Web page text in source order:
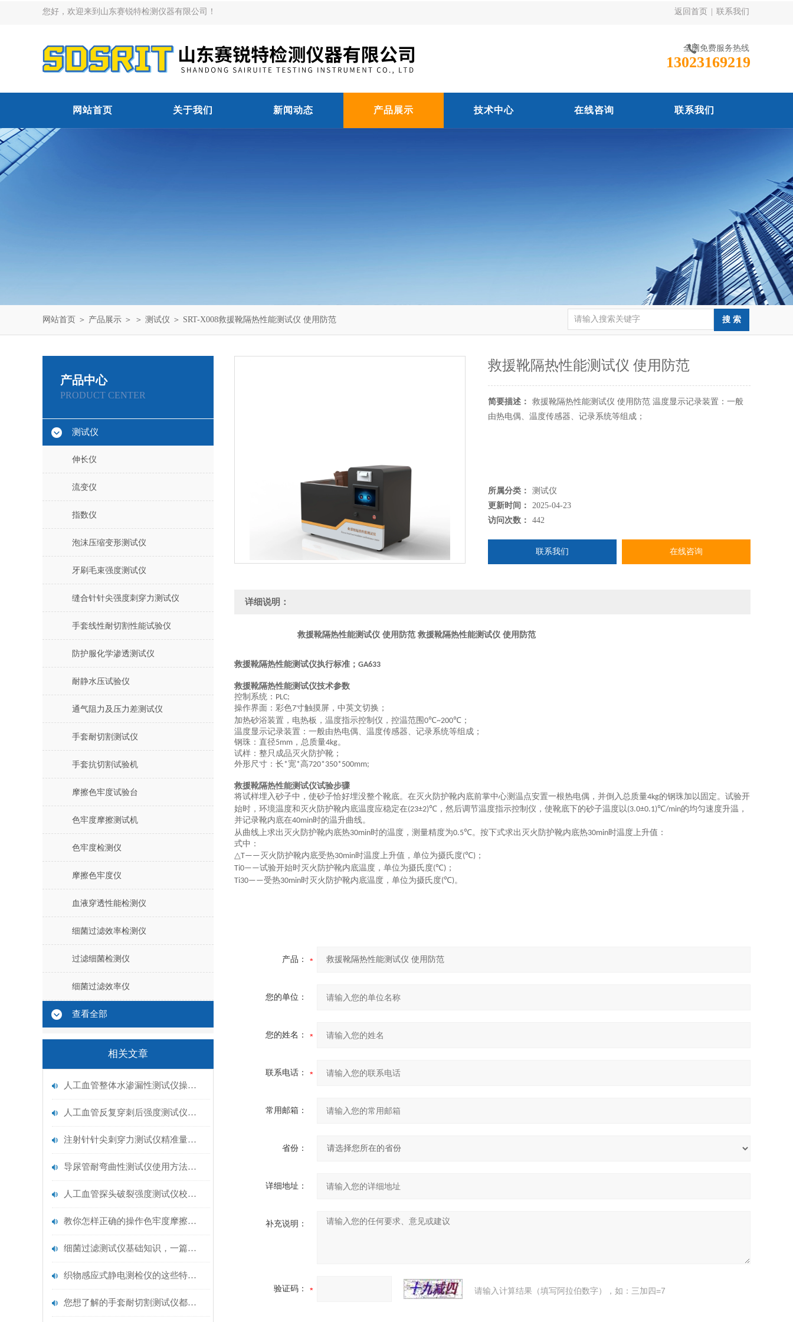
您好，欢迎来到山东赛锐特检测仪器有限公司！ 返回首页 联系我们
全国免费服务热线
13023169219
网站首页 关于我们 新闻动态 产品展示 技术中心 在线咨询 联系我们
网站首页 ＞ 产品展示 ＞ ＞ 测试仪 ＞ SRT-X008救援靴隔热性能测试仪 使用防范
产品中心
PRODUCT CENTER
测试仪
伸长仪
流变仪
指数仪
泡沫压缩变形测试仪
牙刷毛束强度测试仪
缝合针针尖强度刺穿力测试仪
手套线性耐切割性能试验仪
防护服化学渗透测试仪
耐静水压试验仪
通气阻力及压力差测试仪
手套耐切割测试仪
手套抗切割试验机
摩擦色牢度试验台
色牢度摩擦测试机
色牢度检测仪
摩擦色牢度仪
血液穿透性能检测仪
细菌过滤效率检测仪
过滤细菌检测仪
细菌过滤效率仪
查看全部
相关文章
人工血管整体水渗漏性测试仪操作中最容易出错的步骤
人工血管反复穿刺后强度测试仪是什么？透析患者的“生命管“质量靠它把关！
注射针针尖刺穿力测试仪精准量化针尖锋利度，构筑临床安全防线
导尿管耐弯曲性测试仪使用方法与操作规范
人工血管探头破裂强度测试仪校准规范：精准赋能医疗安全的技术基准
教你怎样正确的操作色牢度摩擦测试机
细菌过滤测试仪基础知识，一篇搞定
织物感应式静电测检仪的这些特点很少有人都知道
您想了解的手套耐切割测试仪都在这里了
救援靴隔热性能测试仪 使用防范
简要描述：
救援靴隔热性能测试仪 使用防范 温度显示记录装置：一般
由热电偶、温度传感器、记录系统等组成；
所属分类：
测试仪
更新时间：
2025-04-23
访问次数：
442
联系我们 在线咨询
详细说明：
救援靴隔热性能测试仪 使用防范 救援靴隔热性能测试仪 使用防范
救援靴隔热性能测试仪执行标准； GA633
救援靴隔热性能测试仪技术参数
控制系统： PLC;
操作界面：彩色7寸触摸屏，中英文切换；
加热砂浴装置，电热板，温度指示控制仪，控温范围 0℃~200℃ ；
温度显示记录装置：一般由热电偶、温度传感器、记录系统等组成；
钢珠：直径5mm ，总质量4kg。
试样 ： 整只成品灭火防护靴 ；
外形尺寸：长*宽*高720*350*500mm;
救援靴隔热性能测试仪试验步骤
将试样埋入砂子中，使砂子恰好埋没整个靴底。在灭火防护靴内底前掌中心测温点安置一根热电偶，并倒入总质量4kg的钢珠加以固定。试验开
始时，环境温度和灭火防护靴内底温度应稳定在(23±2)℃ ，然后调节温度指示控制仪，使靴底下的砂子温度以(3.0±0.1)℃/min的均匀速度升温，
并记录靴内底在40min时的温升曲线。
从曲线上求出灭火防护靴内底热30min时的温度，测量精度为0.5℃。按下式求出灭火防护靴内底热30min时温度上升值：
式中：
△T—— 灭火防护靴内底受热30min时温度上升值，单位为摄氏度(℃) ；
Ti0——试验开始时灭火防护靴内底温度，单位为摄氏度(℃) ；
Ti30——受热30min时灭火防护靴内底温度，单位为摄氏度(℃)。
产品：
您的单位：
您的姓名：
联系电话：
常用邮箱：
省份：
详细地址：
补充说明：
验证码： 请输入计算结果（填写阿拉伯数字），如：三加四=7